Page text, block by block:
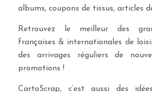
albums, coupons de tissus, articles
Retrouvez le meilleur des
françaises & internationales de
des arrivages réguliers de
promotions !
CartoScrap, c’est aussi des